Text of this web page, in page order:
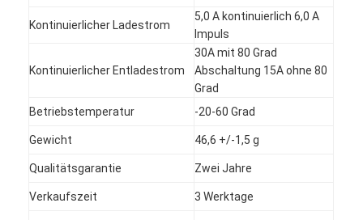
Produkte
Über uns
Kontinuierlicher Ladestrom
5,0 A kontinuierlich 6,0 A
Impuls
Kontinuierlicher Entladestrom
30A mit 80 Grad
Abschaltung 15A ohne 80
Grad
Betriebstemperatur
-20-60 Grad
Gewicht 46,6 +/-1,5 g
Qualitätsgarantie Zwei Jahre
Verkaufszeit 3 Werktage